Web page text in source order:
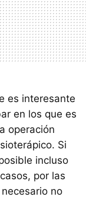
es interesante
en los que es
operación
Si
incluso
por las
no